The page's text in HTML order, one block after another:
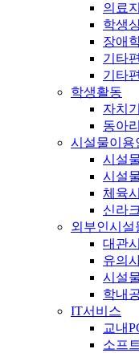
의료
학생
장애
기타
기타
학생활동
자치
동아리
시설물이용
시설
시설
체육
신라
외부인시설
대관
유의
시설
학내
IT서비스
교내
소프